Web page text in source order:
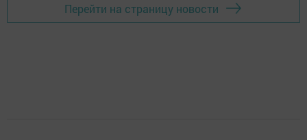
Перейти на страницу новости